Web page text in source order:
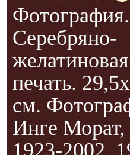
Фотография.
Серебряно-
желатиновая
печать.
см.
Инге Морат,
1923-2002,